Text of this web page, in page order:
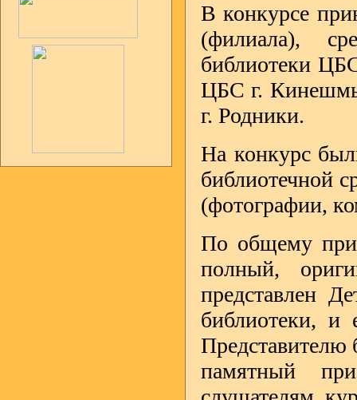
В конкурсе
(филиала),
библиотеки
ЦБС г.
г. Родники.
На конкурс
библиотечной
(фотографии,
По общему
полный,
представлен
библиотеки, и
Представителю
памятный